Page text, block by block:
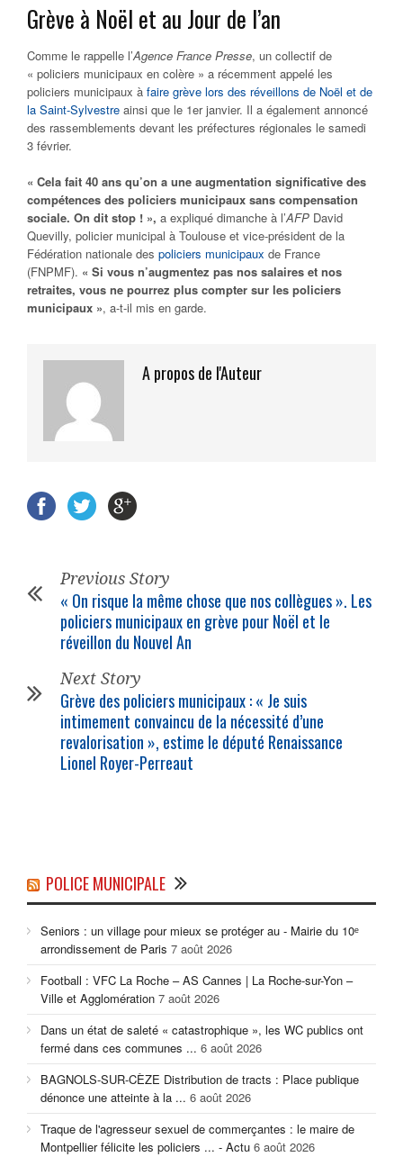
Grève à Noël et au Jour de l’an
Comme le rappelle l’Agence France Presse, un collectif de
« policiers municipaux en colère » a récemment appelé les
policiers municipaux à faire grève lors des réveillons de Noël et de
la Saint-Sylvestre ainsi que le 1er janvier. Il a également annoncé
des rassemblements devant les préfectures régionales le samedi
3 février.
« Cela fait 40 ans qu’on a une augmentation significative des
compétences des policiers municipaux sans compensation
sociale. On dit stop ! », a expliqué dimanche à l’AFP David
Quevilly, policier municipal à Toulouse et vice-président de la
Fédération nationale des policiers municipaux de France
(FNPMF). « Si vous n’augmentez pas nos salaires et nos
retraites, vous ne pourrez plus compter sur les policiers
municipaux », a-t-il mis en garde.
A propos de l'Auteur
Previous Story
« On risque la même chose que nos collègues ». Les
policiers municipaux en grève pour Noël et le
réveillon du Nouvel An
Next Story
Grève des policiers municipaux : « Je suis
intimement convaincu de la nécessité d’une
revalorisation », estime le député Renaissance
Lionel Royer-Perreaut
POLICE MUNICIPALE
Seniors : un village pour mieux se protéger au - Mairie du 10ᵉ
arrondissement de Paris 7 août 2026
Football : VFC La Roche – AS Cannes | La Roche-sur-Yon –
Ville et Agglomération 7 août 2026
Dans un état de saleté « catastrophique », les WC publics ont
fermé dans ces communes ... 6 août 2026
BAGNOLS-SUR-CÈZE Distribution de tracts : Place publique
dénonce une atteinte à la ... 6 août 2026
Traque de l'agresseur sexuel de commerçantes : le maire de
Montpellier félicite les policiers ... - Actu 6 août 2026